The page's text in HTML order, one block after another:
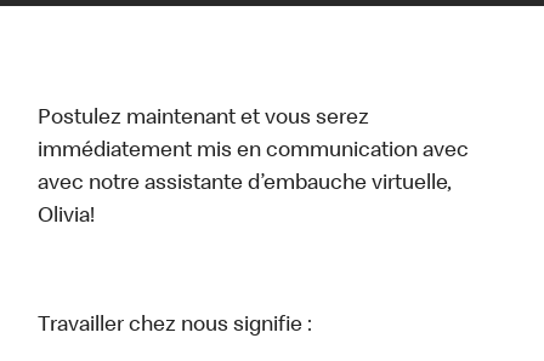
Postulez maintenant et vous serez
immédiatement mis en communication avec
avec notre assistante d’embauche virtuelle,
Olivia!
Travailler chez nous signifie :